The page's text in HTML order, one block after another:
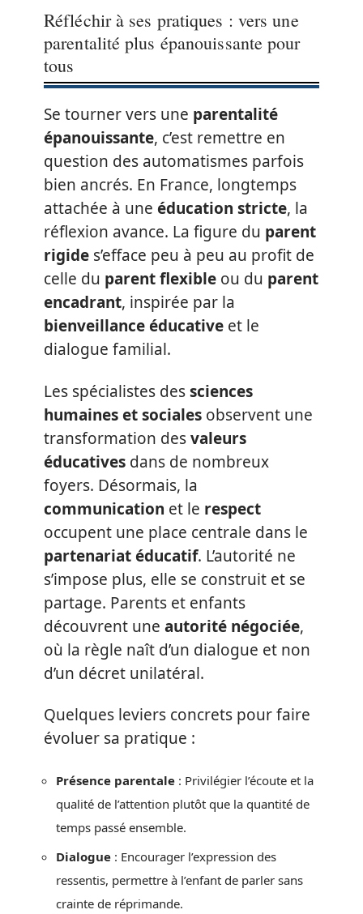
Réfléchir à ses pratiques : vers une
parentalité plus épanouissante pour
tous
Se tourner vers une parentalité
épanouissante, c’est remettre en
question des automatismes parfois
bien ancrés. En France, longtemps
attachée à une éducation stricte, la
réflexion avance. La figure du parent
rigide s’efface peu à peu au profit de
celle du parent flexible ou du parent
encadrant, inspirée par la
bienveillance éducative et le
dialogue familial.
Les spécialistes dessciences
humaines et sociales observent une
transformation desvaleurs
éducatives dans de nombreux
foyers. Désormais, la
communication et le respect
occupent une place centrale dans le
partenariat éducatif. L’autorité ne
s’impose plus, elle se construit et se
partage. Parents et enfants
découvrent une autorité négociée,
où la règle naît d’un dialogue et non
d’un décret unilatéral.
Quelques leviers concrets pour faire
évoluer sa pratique :
Présence parentale : Privilégier l’écoute et la
qualité de l’attention plutôt que la quantité de
temps passé ensemble.
Dialogue : Encourager l’expression des
ressentis, permettre à l’enfant de parler sans
crainte de réprimande.